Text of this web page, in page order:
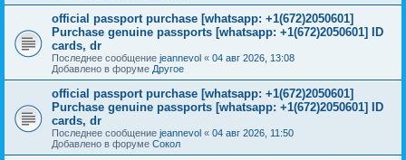
official passport purchase [whatsapp: +1(672)2050601]
Purchase genuine passports [whatsapp: +1(672)2050601] ID
cards, dr
Последнее сообщение jeannevol « 04 авг 2026, 13:08
Добавлено в форуме Другое
official passport purchase [whatsapp: +1(672)2050601]
Purchase genuine passports [whatsapp: +1(672)2050601] ID
cards, dr
Последнее сообщение jeannevol « 04 авг 2026, 11:50
Добавлено в форуме Сокол